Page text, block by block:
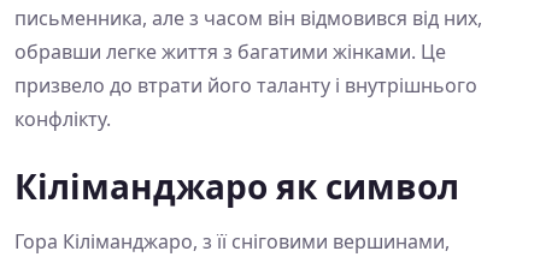
письменника, але з часом він відмовився від них,
обравши легке життя з багатими жінками. Це
призвело до втрати його таланту і внутрішнього
конфлікту.
Кіліманджаро як символ
Гора Кіліманджаро, з її сніговими вершинами,